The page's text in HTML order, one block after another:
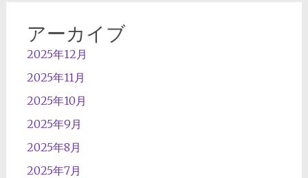
アーカイブ
2025年12月
2025年11月
2025年10月
2025年9月
2025年8月
2025年7月